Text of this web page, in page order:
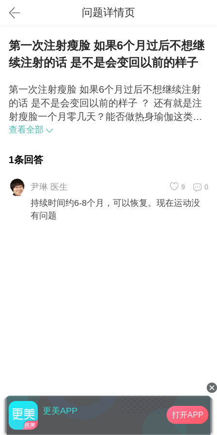
问题详情页
第一次注射瘦脸 如果6个月过后不想继
续注射的话 是不是会变回以前的样子
第一次注射瘦脸 如果6个月过后不想继续注射
的话 是不是会变回以前的样子 ？ 还有就是注
射瘦脸一个月零几天？能否做热身瑜伽这类的
运动呢？持续时间约6-8个月，可以恢复。现在
查看全部
1条回答
尹琳 医生 0
9
持续时间约6-8个月，可以恢复。现在运动没
有问题
更美APP 打开APP